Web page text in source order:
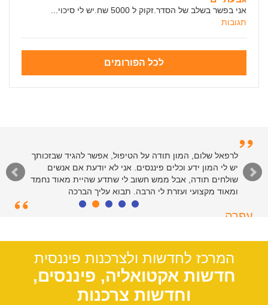
אני בפשר בשלב של הסדר.זקוק ל 5000 שח.יש לי סיכוי...
תגובות
לכל הפורומים
לרפאל שלום, המון תודה על הטיפול, אפשר להגיד שבזכותך
יש לי המון ידע וכלים פיננסים. אני לא יודעת אם אנשים
שולחים תודה, אבל ממש חשוב לי שתדע שהיית מאוד נחמד
ומאוד מקצועי ועזרת לי הרבה. תבוא עליך הברכה
עפרה
המרכז לחדשות ולצרכנות פיננסית
חדשות אקטואליה, פיננסים,
וחדשות צרכנות